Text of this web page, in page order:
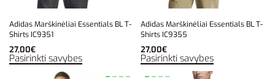
Adidas Marškinėliai Essentials BL T-
Shirts IC9351
27,00€
Pasirinkti savybes
Adidas Marškinėliai Essentials BL T-
Shirts IC9355
27,00€
Pasirinkti savybes